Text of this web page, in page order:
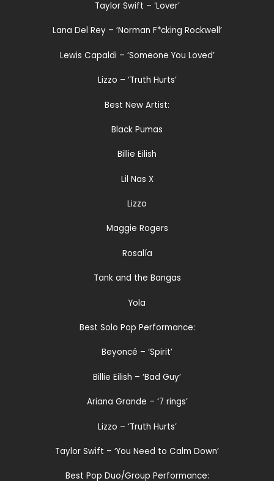
Taylor Swift – ‘Lover’
Lana Del Rey – ‘Norman F*cking Rockwell’
Lewis Capaldi – ‘Someone You Loved’
Lizzo – ‘Truth Hurts’
Best New Artist:
Black Pumas
Billie Eilish
Lil Nas X
Lizzo
Maggie Rogers
Rosalía
Tank and the Bangas
Yola
Best Solo Pop Performance:
Beyoncé – ‘Spirit’
Billie Eilish – ‘Bad Guy’
Ariana Grande – ‘7 rings’
Lizzo – ‘Truth Hurts’
Taylor Swift – ‘You Need to Calm Down’
Best Pop Duo/Group Performance: